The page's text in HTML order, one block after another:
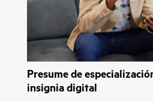
Presume de
insignia digital